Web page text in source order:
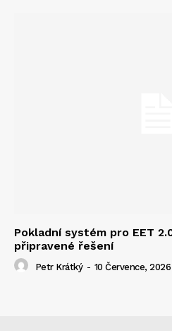
Pokladní systém pro EET
připravené řešení
Petr Krátký - 10 Července, 2026